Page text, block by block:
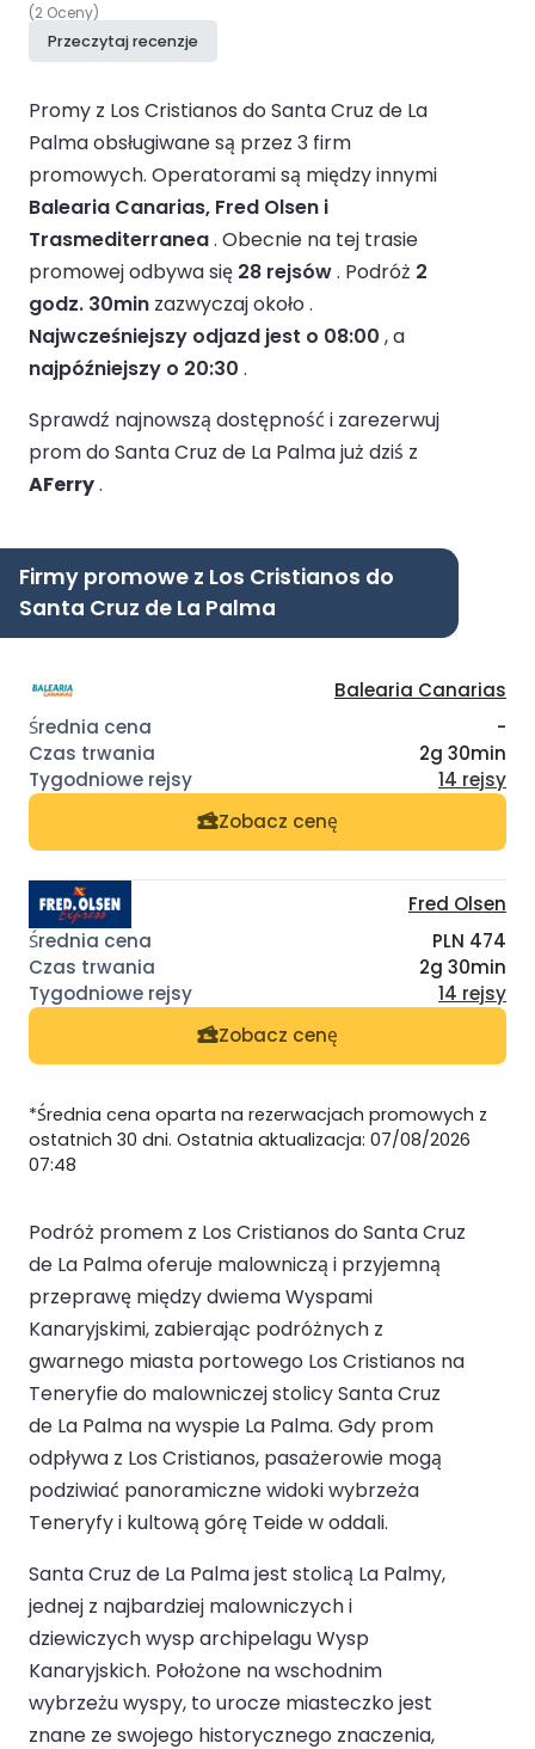
(2 Oceny)
Przeczytaj recenzje
Promy z Los Cristianos do Santa Cruz de La
Palma obsługiwane są przez 3 firm
promowych. Operatorami są między innymi
Balearia Canarias, Fred Olsen i
Trasmediterranea. Obecnie na tej trasie
promowej odbywa się 28 rejsów. Podróż 2
godz. 30min zazwyczaj około .
Najwcześniejszy odjazd jest o 08:00 , a
najpóźniejszy o 20:30 .
Sprawdź najnowszą dostępność i zarezerwuj
prom do Santa Cruz de La Palma już dziś z
AFerry.
Firmy promowe z Los Cristianos do
Santa Cruz de La Palma
Balearia Canarias
-
2g 30min
14 rejsy
Zobacz cenę
Fred Olsen
PLN 474
2g 30min
14 rejsy
Zobacz cenę
*Średnia cena oparta na rezerwacjach promowych z
ostatnich 30 dni. Ostatnia aktualizacja: 07/08/2026
07:48
Podróż promem z Los Cristianos do Santa Cruz
de La Palma oferuje malowniczą i przyjemną
przeprawę między dwiema Wyspami
Kanaryjskimi, zabierając podróżnych z
gwarnego miasta portowego Los Cristianos na
Teneryfie do malowniczej stolicy Santa Cruz
de La Palma na wyspie La Palma. Gdy prom
odpływa z Los Cristianos, pasażerowie mogą
podziwiać panoramiczne widoki wybrzeża
Teneryfy i kultową górę Teide w oddali.
Santa Cruz de La Palma jest stolicą La Palmy,
jednej z najbardziej malowniczych i
dziewiczych wysp archipelagu Wysp
Kanaryjskich. Położone na wschodnim
wybrzeżu wyspy, to urocze miasteczko jest
znane ze swojego historycznego znaczenia,